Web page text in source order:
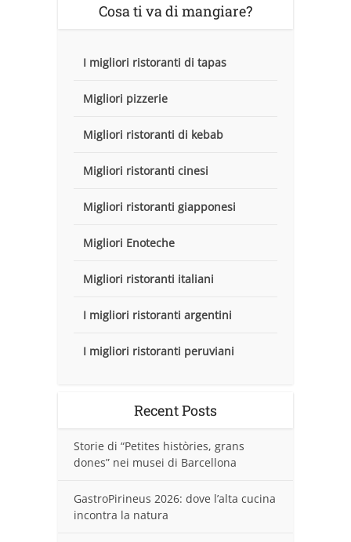
Cosa ti va di mangiare?
I migliori ristoranti di tapas
Migliori pizzerie
Migliori ristoranti di kebab
Migliori ristoranti cinesi
Migliori ristoranti giapponesi
Migliori Enoteche
Migliori ristoranti italiani
I migliori ristoranti argentini
I migliori ristoranti peruviani
Recent Posts
Storie di “Petites històries, grans
dones” nei musei di Barcellona
GastroPirineus 2026: dove l’alta cucina
incontra la natura